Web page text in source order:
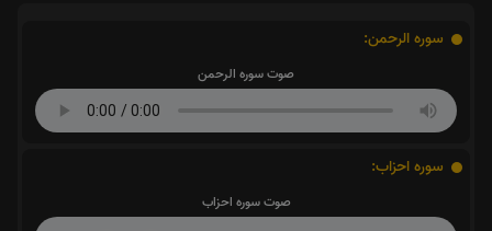
سوره الرحمن:
صوت سوره الرحمن
سوره احزاب:
صوت سوره احزاب